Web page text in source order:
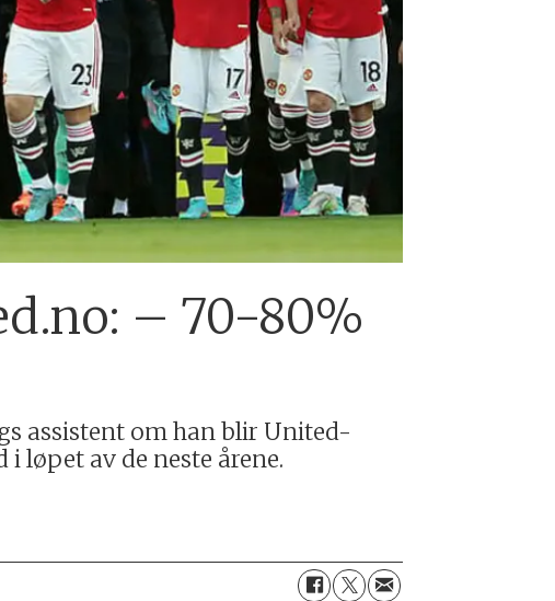
– 70-80%
assistent om han blir United-
løpet av de neste årene.